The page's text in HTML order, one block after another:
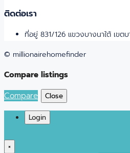
ติดต่อเรา
ที่อยู่ 831/126 แขวงบางนาใต้ เข
© millionairehomefinder
Compare listings
Compare
Close
Login
×